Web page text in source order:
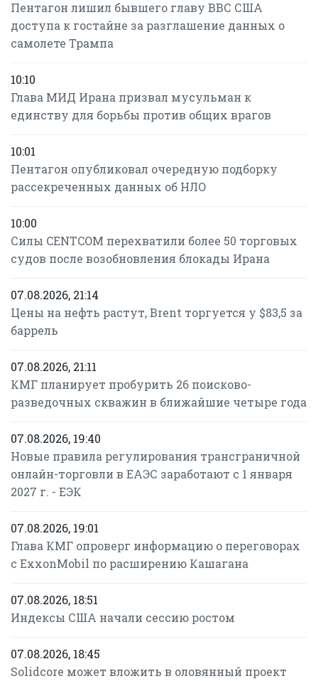
Пентагон лишил бывшего главу ВВС США
доступа к гостайне за разглашение данных о
самолете Трампа
10:10
Глава МИД Ирана призвал мусульман к
единству для борьбы против общих врагов
10:01
Пентагон опубликовал очередную подборку
рассекреченных данных об НЛО
10:00
Силы CENTCOM перехватили более 50 торговых
судов после возобновления блокады Ирана
07.08.2026, 21:14
Цены на нефть растут, Brent торгуется у $83,5 за
баррель
07.08.2026, 21:11
КМГ планирует пробурить 26 поисково-
разведочных скважин в ближайшие четыре года
07.08.2026, 19:40
Новые правила регулирования трансграничной
онлайн-торговли в ЕАЭС заработают с 1 января
2027 г. - ЕЭК
07.08.2026, 19:01
Глава КМГ опроверг информацию о переговорах
с ExxonMobil по расширению Кашагана
07.08.2026, 18:51
Индексы США начали сессию ростом
07.08.2026, 18:45
Solidcore может вложить в оловянный проект